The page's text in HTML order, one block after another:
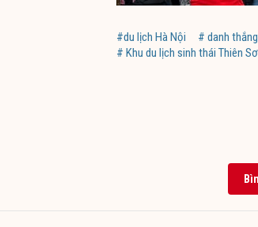
#du lịch Hà Nội # danh
# Khu du lịch sinh thái Thiên